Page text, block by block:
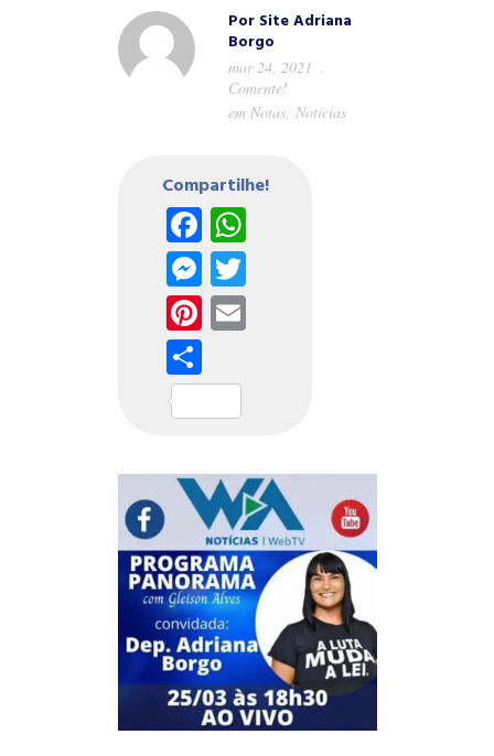
Por Site Adriana
Borgo
mar 24, 2021
Comente!
em Notas, Notícias
Compartilhe!
Facebook
WhatsApp
Messenger
Twitter
Pinterest
Email
Share